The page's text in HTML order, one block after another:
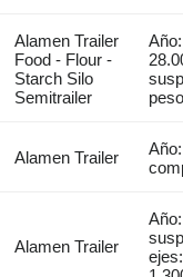
Alamen Trailer
Food - Flour -
Starch Silo
Semitrailer
Alamen Trailer
Alamen Trailer